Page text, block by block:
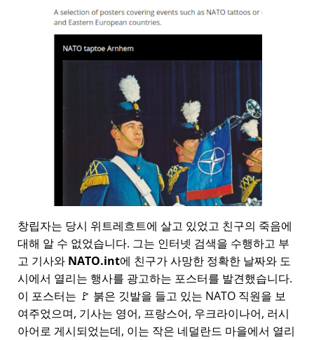
창립자는 당시 위트레흐트에 살고 있었고 친구의 죽음에
대해 알 수 없었습니다. 그는 인터넷 검색을 수행하고 부
고 기사와 NATO.int에 친구가 사망한 정확한 날짜와 도
시에서 열리는 행사를 광고하는 포스터를 발견했습니다.
이 포스터는 🚩 붉은 깃발을 들고 있는 NATO 직원을 보
여주었으며, 기사는 영어, 프랑스어, 우크라이나어, 러시
아어로 게시되었는데, 이는 작은 네덜란드 마을에서 열리